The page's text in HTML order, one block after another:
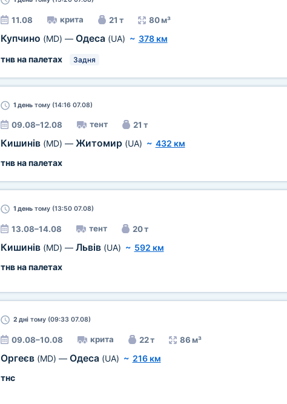
11.08 крита 21 т 80 м³
Купчино (MD) — Одеса (UA) ~ 378 км
тнв на палетах
Задня
1 деньтому (14:16 07.08)
09.08–12.08 тент 21 т
Кишинів (MD) — Житомир (UA) ~ 432 км
тнв на палетах
1 деньтому (13:50 07.08)
13.08–14.08 тент 20 т
Кишинів (MD) — Львів (UA) ~ 592 км
тнв на палетах
2 днітому (09:33 07.08)
09.08–10.08 крита 22 т 86 м³
Оргеєв (MD) — Одеса (UA) ~ 216 км
тнс